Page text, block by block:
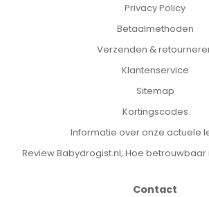
Privacy Policy
Betaalmethoden
Verzenden &
Klantenservice
Sitemap
Kortingscodes
Informatie over onze actuele
Review Babydrogist.nl; Hoe
Contact